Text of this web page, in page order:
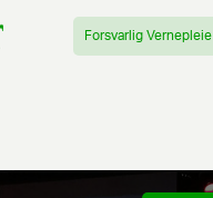
Forsvarlig Vernepleie